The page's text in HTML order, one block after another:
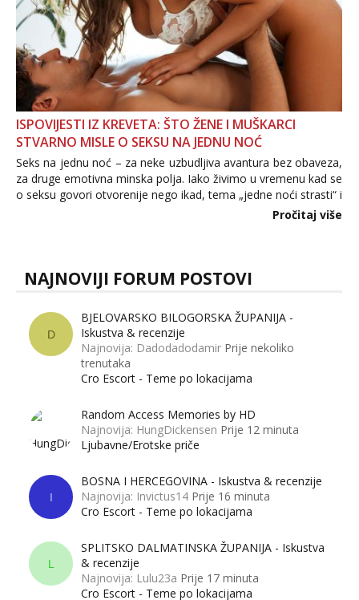
ISPOVIJESTI IZ KREVETA: ŠTO ŽENE I MUŠKARCI
STVARNO MISLE O SEKSU NA JEDNU NOĆ
Seks na jednu noć – za neke uzbudljiva avantura bez obaveza,
za druge emotivna minska polja. Iako živimo u vremenu kad se
o seksu govori otvorenije nego ikad, tema „jedne noći strasti“ i
dalje izaziva burne rasprave. Što zapravo misle žene, a što
Pročitaj više
NAJNOVIJI FORUM POSTOVI
D
BJELOVARSKO BILOGORSKA ŽUPANIJA -
Iskustva & recenzije
Najnovija: Dadodadodamir Prije nekoliko
trenutaka
Cro Escort - Teme po lokacijama
Random Access Memories by HD
Najnovija: HungDickensen Prije 12 minuta
Ljubavne/Erotske priče
I
BOSNA I HERCEGOVINA - Iskustva & recenzije
Najnovija: Invictus14 Prije 16 minuta
Cro Escort - Teme po lokacijama
L
SPLITSKO DALMATINSKA ŽUPANIJA - Iskustva
& recenzije
Najnovija: Lulu23a Prije 17 minuta
Cro Escort - Teme po lokacijama